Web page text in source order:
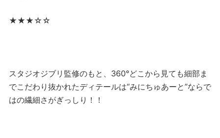
★★★☆☆
スタジオジブリ監修のもと、360°どこから見ても細部ま
でこだわり抜かれたディテールは“みにちゅあーと”ならで
はの繊細さがぎっしり！！